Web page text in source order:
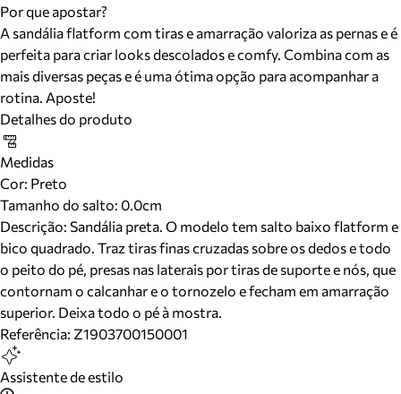
Por que apostar?
A sandália flatform com tiras e amarração valoriza as pernas e é
perfeita para criar looks descolados e comfy. Combina com as
mais diversas peças e é uma ótima opção para acompanhar a
rotina. Aposte!
Detalhes do produto
Medidas
Cor: Preto
Tamanho do salto: 0.0cm
Descrição: Sandália preta. O modelo tem salto baixo flatform e
bico quadrado. Traz tiras finas cruzadas sobre os dedos e todo
o peito do pé, presas nas laterais por tiras de suporte e nós, que
contornam o calcanhar e o tornozelo e fecham em amarração
superior. Deixa todo o pé à mostra.
Referência: Z1903700150001
Assistente de estilo